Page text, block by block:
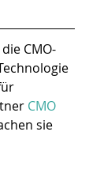
CMO-
CMO
sie